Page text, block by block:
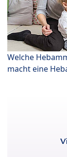
Welche
macht eine